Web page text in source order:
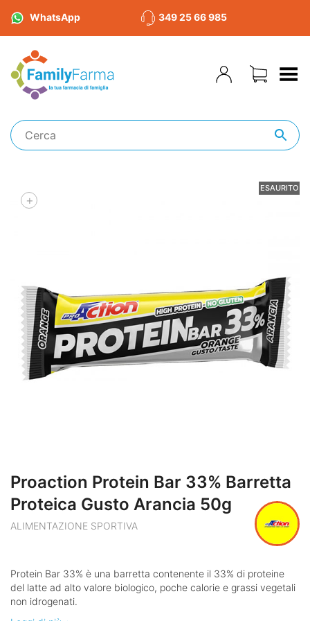
WhatsApp 349 25 66 985
Toggle Menu
ESAURITO
+
Proaction Protein Bar 33% Barretta
Proteica Gusto Arancia 50g
ALIMENTAZIONE SPORTIVA
Protein Bar 33% è una barretta contenente il 33% di proteine
del latte ad alto valore biologico, poche calorie e grassi vegetali
non idrogenati.